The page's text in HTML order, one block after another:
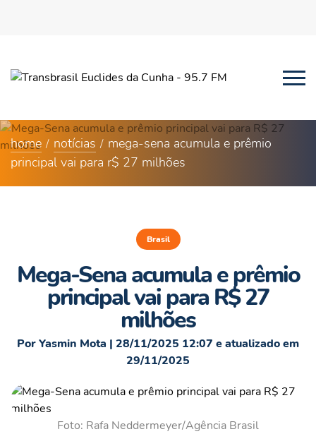
home notícias
mega-sena acumula e prêmio
principal vai para r$ 27 milhões
Brasil
Mega-Sena acumula e prêmio
principal vai para R$ 27
milhões
Por Yasmin Mota | 28/11/2025 12:07 e atualizado em
29/11/2025
Foto: Rafa Neddermeyer/Agência Brasil